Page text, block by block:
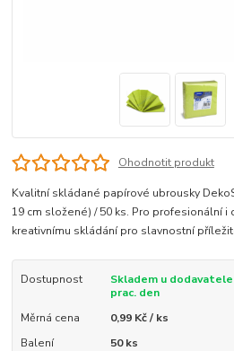
Ohodnotit produkt
Kvalitní skládané papírové ubrousky
19 cm složené) / 50 ks. Pro profesionální i
kreativnímu skládání pro slavnostní
Dostupnost
Skladem u
prac. den
Měrná cena
0,99 Kč / ks
Balení
50 ks